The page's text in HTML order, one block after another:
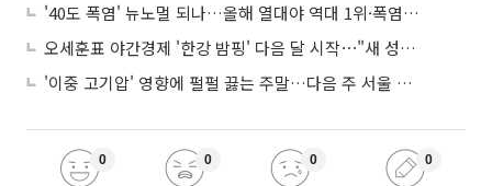
'40도 폭염' 뉴노멀 되나…올해 열대야 역대 1위·폭염일수 평년 3배 넘어
오세훈표 야간경제 '한강 밤핑' 다음 달 시작⋯"새 성장동력 만들 것"
'이중 고기압' 영향에 펄펄 끓는 주말…다음 주 서울 포함 서쪽이 더 덥다
0 0 0 0